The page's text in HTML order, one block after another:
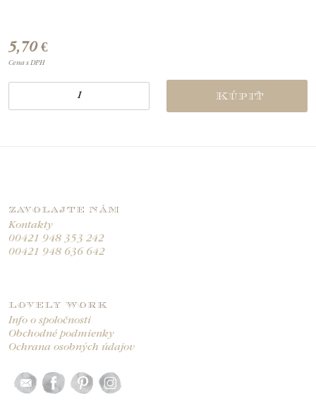
5,70 €
Cena s DPH
Kúpiť
ZAVOLAJTE NÁM
Kontakty
00421 948 353 242
00421 948 636 642
LOVELY WORK
Info o spoločnosti
Obchodné podmienky
Ochrana osobných údajov